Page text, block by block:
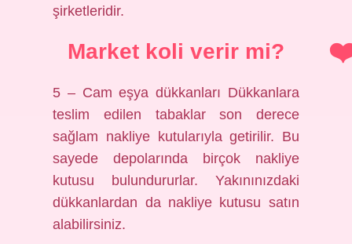
şirketleridir.
Market koli verir mi?
5 – Cam eşya dükkanları Dükkanlara
teslim edilen tabaklar son derece
sağlam nakliye kutularıyla getirilir. Bu
sayede depolarında birçok nakliye
kutusu bulundururlar. Yakınınızdaki
dükkanlardan da nakliye kutusu satın
alabilirsiniz.